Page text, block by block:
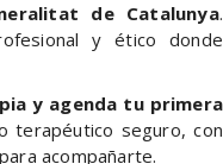
de Catalunya.
y ético donde
y agenda tu primera
terapéutico seguro, con
acompañarte.